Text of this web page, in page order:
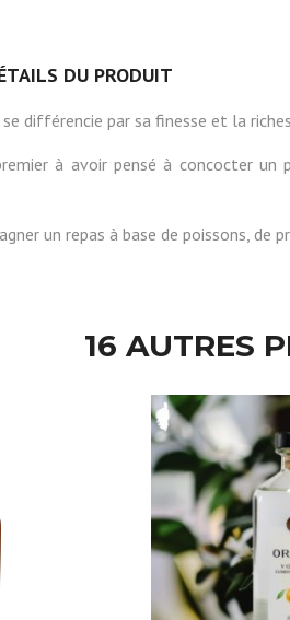
DU PRODUIT
différencie par sa finesse et la
à avoir pensé à concocter
un repas à base de poissons,
16 AUTRES